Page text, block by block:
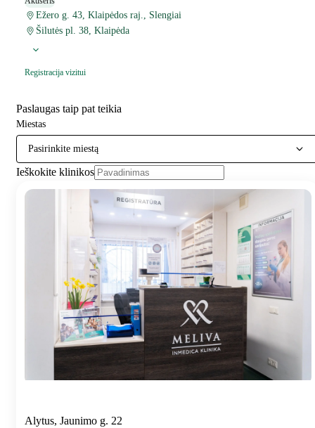
Ežero g. 43, Klaipėdos raj., Slengiai
Šilutės pl. 38, Klaipėda
Registracija vizitui
Paslaugas taip pat teikia
Miestas
Pasirinkite miestą
Ieškokite klinikos
Alytus, Jaunimo g. 22